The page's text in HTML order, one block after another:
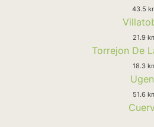
43.5
21.9
Torrejon De
18.3
51.6